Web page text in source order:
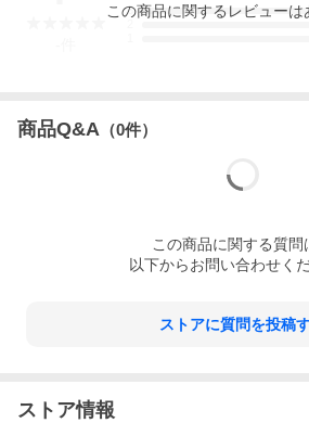
3
この商品に関するレビューは
商品Q&A （0件）
この商品に関する質問
以下からお問い合わせくだ
ストアに質問を投稿
ストア情報